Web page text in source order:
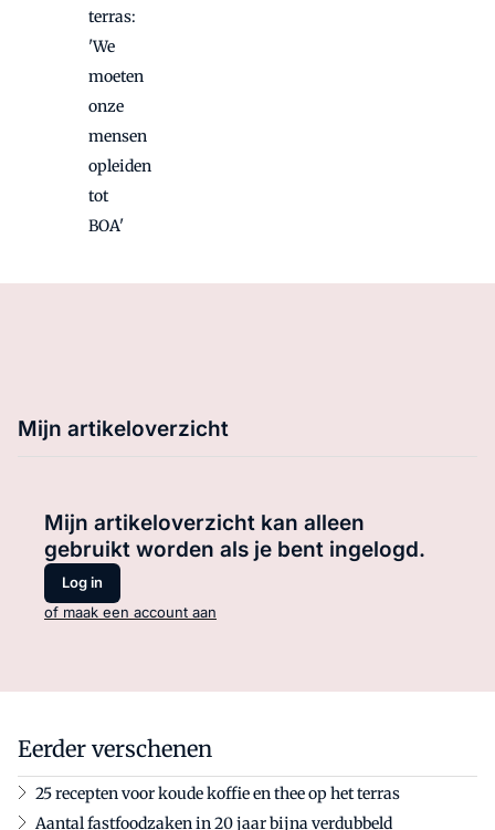
terras:
'We
moeten
onze
mensen
opleiden
tot
BOA'
Mijn artikeloverzicht
Mijn artikeloverzicht kan alleen
gebruikt worden als je bent ingelogd.
Log in
of maak een account aan
Eerder verschenen
25 recepten voor koude koffie en thee op het terras
Aantal fastfoodzaken in 20 jaar bijna verdubbeld